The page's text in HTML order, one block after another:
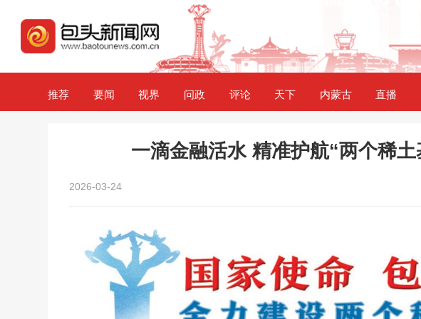
推荐 要闻 视界 问政 评论 天下 内蒙古 直播
一滴金融活水 精准护航“两个稀
2026-03-24